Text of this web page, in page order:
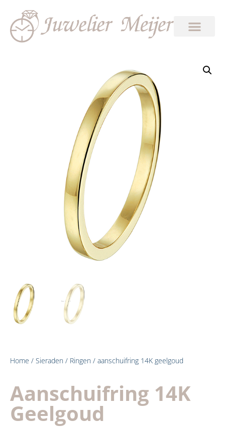
Home / Sieraden / Ringen / aanschuifring 14K geelgoud
Aanschuifring 14K
Geelgoud